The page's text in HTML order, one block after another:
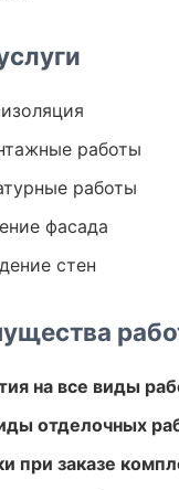
работы
работы
фасада
стен
на все виды
отделочных
при заказе